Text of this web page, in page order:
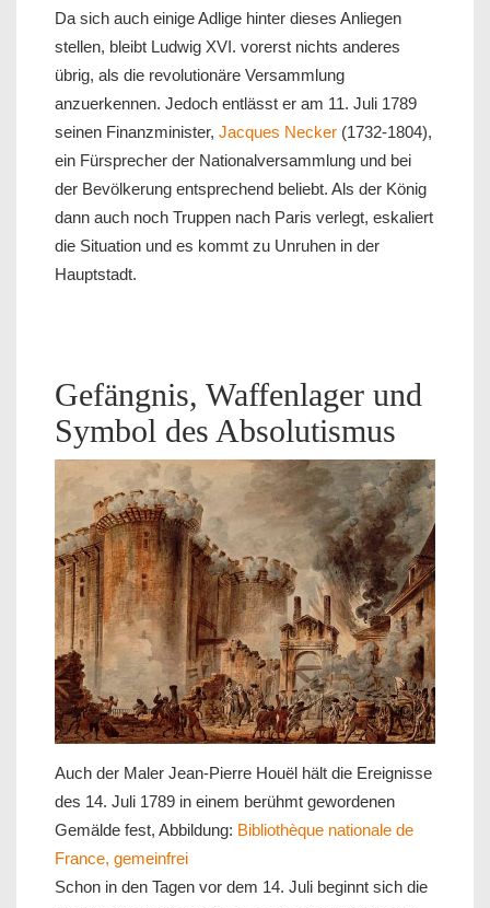
Da sich auch einige Adlige hinter dieses Anliegen
stellen, bleibt Ludwig XVI. vorerst nichts anderes
übrig, als die revolutionäre Versammlung
anzuerkennen. Jedoch entlässt er am 11. Juli 1789
seinen Finanzminister, Jacques Necker (1732-1804),
ein Fürsprecher der Nationalversammlung und bei
der Bevölkerung entsprechend beliebt. Als der König
dann auch noch Truppen nach Paris verlegt, eskaliert
die Situation und es kommt zu Unruhen in der
Hauptstadt.
Gefängnis, Waffenlager und
Symbol des Absolutismus
Auch der Maler Jean-Pierre Houël hält die Ereignisse
des 14. Juli 1789 in einem berühmt gewordenen
Gemälde fest, Abbildung: Bibliothèque nationale de
France, gemeinfrei
Schon in den Tagen vor dem 14. Juli beginnt sich die